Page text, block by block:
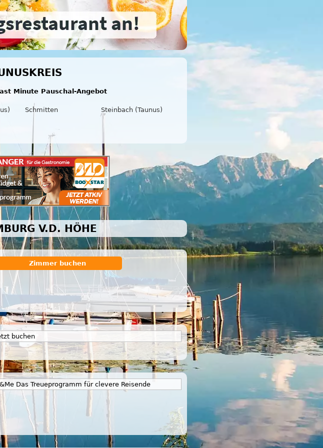
Minute Pauschal-Angebot
Schmitten Steinbach (Taunus)
V.D. HÖHE
Zimmer buchen
buchen
Das Treueprogramm für clevere Reisende